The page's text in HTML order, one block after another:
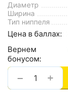
Диаметр
Ширина
Тип ниппеля
Цена в баллах:
Вернем
бонусом:
+
−